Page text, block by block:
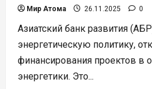
Мир Атома 26.11.2025 0
Азиатский банк развития
энергетическую политику,
финансирования проектов в
энергетики. Это...